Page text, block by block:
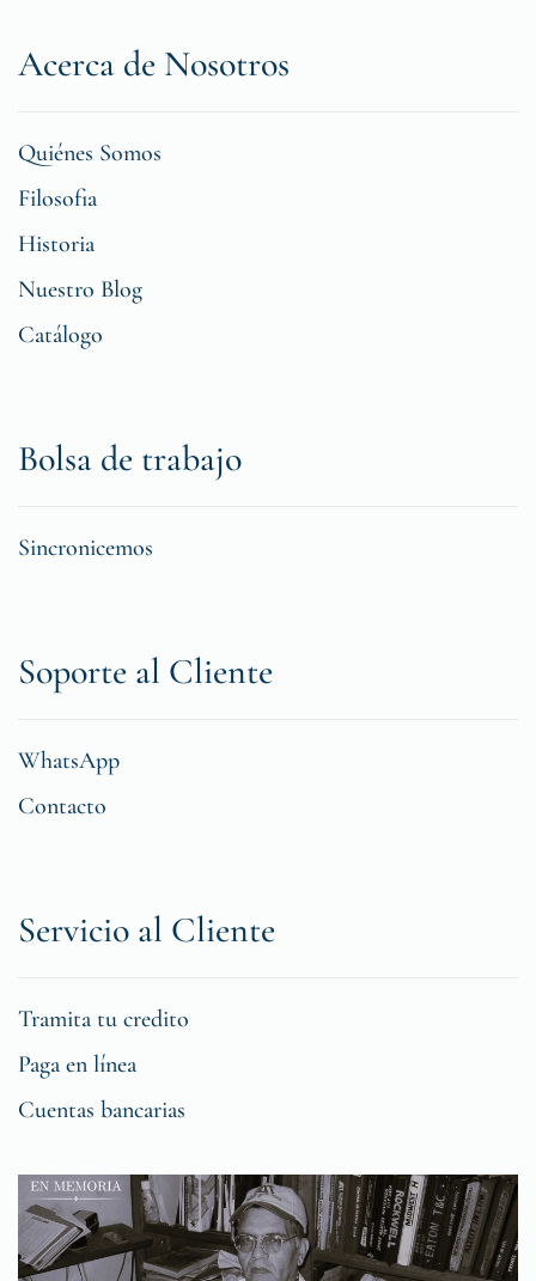
Acerca de Nosotros
Quiénes Somos
Filosofia
Historia
Nuestro Blog
Catálogo
Bolsa de trabajo
Sincronicemos
Soporte al Cliente
WhatsApp
Contacto
Servicio al Cliente
Tramita tu credito
Paga en línea
Cuentas bancarias